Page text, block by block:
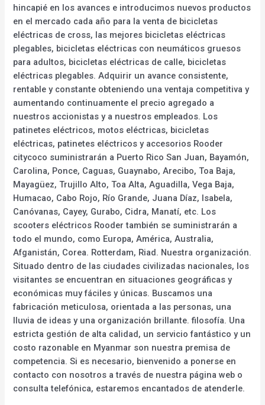
hincapié en los avances e introducimos nuevos productos
en el mercado cada año para la venta de bicicletas
eléctricas de cross, las mejores bicicletas eléctricas
plegables, bicicletas eléctricas con neumáticos gruesos
para adultos, bicicletas eléctricas de calle, bicicletas
eléctricas plegables. Adquirir un avance consistente,
rentable y constante obteniendo una ventaja competitiva y
aumentando continuamente el precio agregado a
nuestros accionistas y a nuestros empleados. Los
patinetes eléctricos, motos eléctricas, bicicletas
eléctricas, patinetes eléctricos y accesorios Rooder
citycoco suministrarán a Puerto Rico San Juan, Bayamón,
Carolina, Ponce, Caguas, Guaynabo, Arecibo, Toa Baja,
Mayagüez, Trujillo Alto, Toa Alta, Aguadilla, Vega Baja,
Humacao, Cabo Rojo, Río Grande, Juana Díaz, Isabela,
Canóvanas, Cayey, Gurabo, Cidra, Manatí, etc. Los
scooters eléctricos Rooder también se suministrarán a
todo el mundo, como Europa, América, Australia,
Afganistán, Corea. Rotterdam, Riad. Nuestra organización.
Situado dentro de las ciudades civilizadas nacionales, los
visitantes se encuentran en situaciones geográficas y
económicas muy fáciles y únicas. Buscamos una
fabricación meticulosa, orientada a las personas, una
lluvia de ideas y una organización brillante. filosofía. Una
estricta gestión de alta calidad, un servicio fantástico y un
costo razonable en Myanmar son nuestra premisa de
competencia. Si es necesario, bienvenido a ponerse en
contacto con nosotros a través de nuestra página web o
consulta telefónica, estaremos encantados de atenderle.